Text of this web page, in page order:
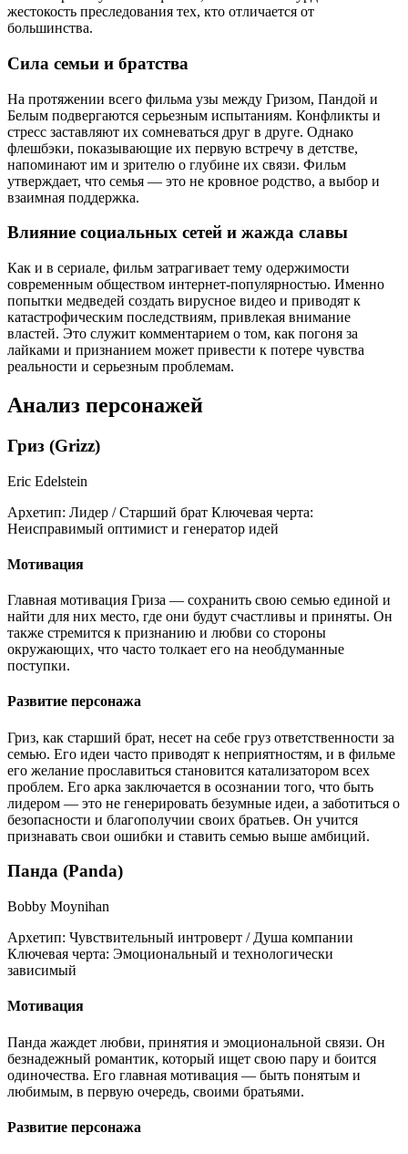
жестокость преследования тех, кто отличается от
большинства.
Сила семьи и братства
На протяжении всего фильма узы между Гризом, Пандой и
Белым подвергаются серьезным испытаниям. Конфликты и
стресс заставляют их сомневаться друг в друге. Однако
флешбэки, показывающие их первую встречу в детстве,
напоминают им и зрителю о глубине их связи. Фильм
утверждает, что семья — это не кровное родство, а выбор и
взаимная поддержка.
Влияние социальных сетей и жажда славы
Как и в сериале, фильм затрагивает тему одержимости
современным обществом интернет-популярностью. Именно
попытки медведей создать вирусное видео и приводят к
катастрофическим последствиям, привлекая внимание
властей. Это служит комментарием о том, как погоня за
лайками и признанием может привести к потере чувства
реальности и серьезным проблемам.
Анализ персонажей
Гриз (Grizz)
Eric Edelstein
Архетип: Лидер / Старший брат Ключевая черта:
Неисправимый оптимист и генератор идей
Мотивация
Главная мотивация Гриза — сохранить свою семью единой и
найти для них место, где они будут счастливы и приняты. Он
также стремится к признанию и любви со стороны
окружающих, что часто толкает его на необдуманные
поступки.
Развитие персонажа
Гриз, как старший брат, несет на себе груз ответственности за
семью. Его идеи часто приводят к неприятностям, и в фильме
его желание прославиться становится катализатором всех
проблем. Его арка заключается в осознании того, что быть
лидером — это не генерировать безумные идеи, а заботиться о
безопасности и благополучии своих братьев. Он учится
признавать свои ошибки и ставить семью выше амбиций.
Панда (Panda)
Bobby Moynihan
Архетип: Чувствительный интроверт / Душа компании
Ключевая черта: Эмоциональный и технологически
зависимый
Мотивация
Панда жаждет любви, принятия и эмоциональной связи. Он
безнадежный романтик, который ищет свою пару и боится
одиночества. Его главная мотивация — быть понятым и
любимым, в первую очередь, своими братьями.
Развитие персонажа